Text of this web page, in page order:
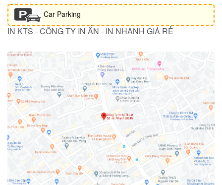
Car Parking
IN KTS - CÔNG TY IN ẤN - IN NHANH GIÁ RẺ